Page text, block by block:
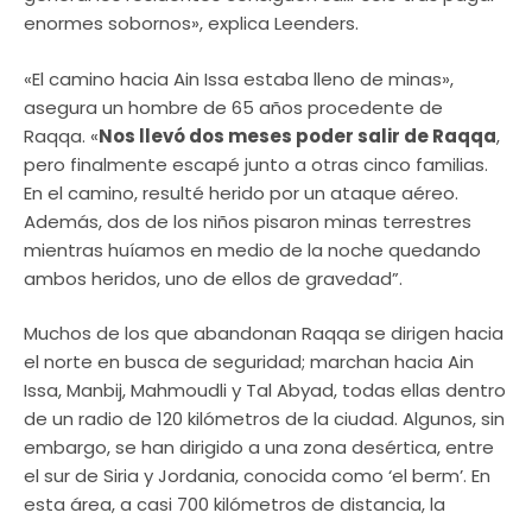
enormes sobornos», explica Leenders.
«El camino hacia Ain Issa estaba lleno de minas»,
asegura un hombre de 65 años procedente de
Raqqa. «Nos llevó dos meses poder salir de Raqqa,
pero finalmente escapé junto a otras cinco familias.
En el camino, resulté herido por un ataque aéreo.
Además, dos de los niños pisaron minas terrestres
mientras huíamos en medio de la noche quedando
ambos heridos, uno de ellos de gravedad”.
Muchos de los que abandonan Raqqa se dirigen hacia
el norte en busca de seguridad; marchan hacia Ain
Issa, Manbij, Mahmoudli y Tal Abyad, todas ellas dentro
de un radio de 120 kilómetros de la ciudad. Algunos, sin
embargo, se han dirigido a una zona desértica, entre
el sur de Siria y Jordania, conocida como ‘el berm’. En
esta área, a casi 700 kilómetros de distancia, la